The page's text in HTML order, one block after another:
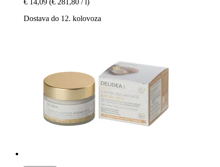
€ 14,09 (€ 281,80 / l)
Dostava do 12. kolovoza